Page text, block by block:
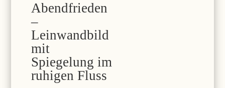
Abendfrieden
–
Leinwandbild
mit
Spiegelung im
ruhigen Fluss